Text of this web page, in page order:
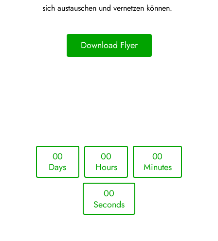
sich austauschen und vernetzen können.
Download Flyer
00
Days
00
Hours
00
Minutes
00
Seconds